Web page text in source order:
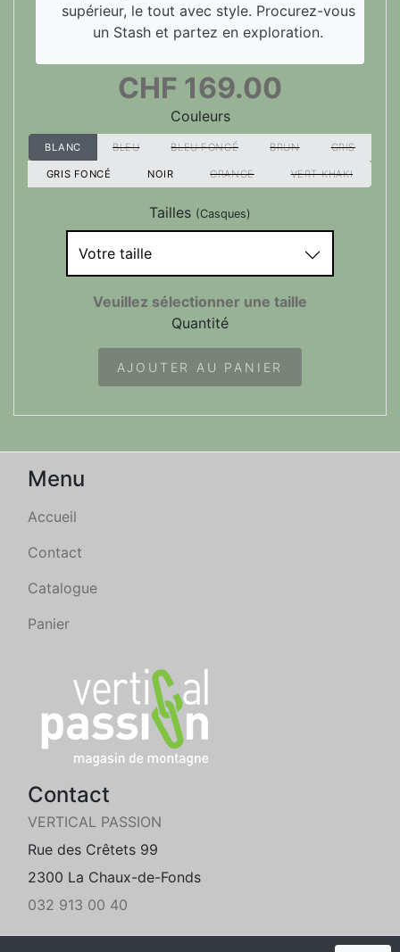
supérieur, le tout avec style. Procurez-vous
un Stash et partez en exploration.
CHF 169.00
Couleurs
BLANC BLEU BLEU FONCÉ BRUN GRIS
GRIS FONCÉ NOIR ORANGE VERT-KHAKI
Tailles (Casques)
Votre taille
Veuillez sélectionner une taille
Quantité
AJOUTER AU PANIER
Menu
Accueil
Contact
Catalogue
Panier
Contact
VERTICAL PASSION
Rue des Crêtets 99
2300 La Chaux-de-Fonds
032 913 00 40